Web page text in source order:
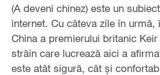
(A deveni chinez) este un
internet. Cu câteva zile în
China a premierului britanic
străin care lucrează aici a
este atât sigură, cât și